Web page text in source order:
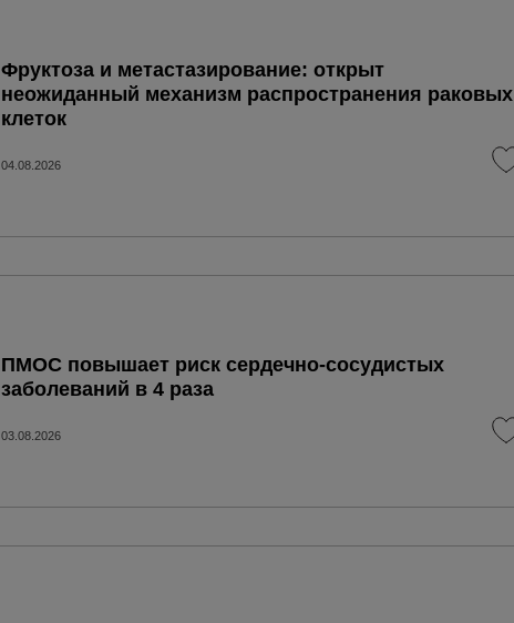
Фруктоза и метастазирование: открыт
неожиданный механизм распространения раковых
клеток
04.08.2026
ПМОС повышает риск сердечно-сосудистых
заболеваний в 4 раза
03.08.2026